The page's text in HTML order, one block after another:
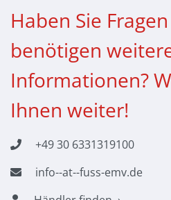
Haben Sie
benötigen
Informationen?
Ihnen weiter!
+49 30 6331319100
info--at--fuss-emv.de